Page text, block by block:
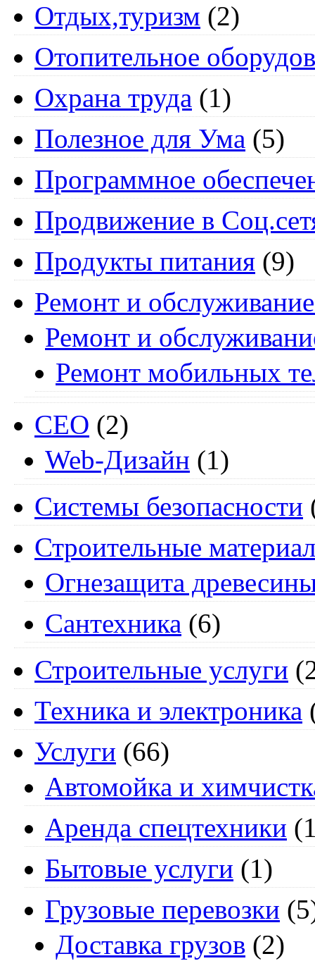
Отдых,туризм (2)
Отопительное
Охрана труда (1)
Полезное для Ума (5)
Программное
Продвижение в
Продукты питания (9)
Ремонт и
Ремонт и
Ремонт мобильных
СЕО (2)
Web-Дизайн (1)
Системы безопасности
Строительные
Огнезащита
Сантехника (6)
Строительные услуги
Техника и электроника
Услуги (66)
Автомойка и
Аренда спецтехники
Бытовые услуги (1)
Грузовые перевозки
Доставка грузов (2)